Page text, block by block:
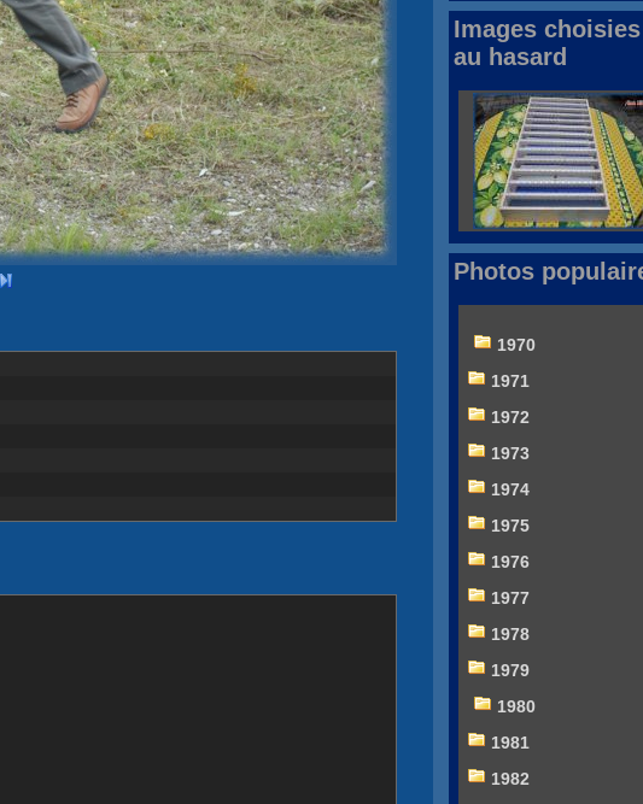
Images choisies
au hasard
Photos
1970
1971
1972
1973
1974
1975
1976
1977
1978
1979
1980
1981
1982